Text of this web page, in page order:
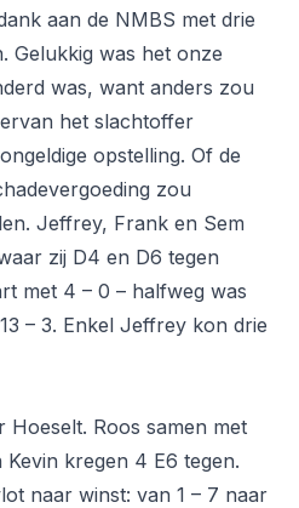
aan de NMBS met drie
Gelukkig was het onze
was, want anders zou
het slachtoffer
opstelling. Of de
zou
Jeffrey, Frank en Sem
zij D4 en D6 tegen
met 4 – 0 – halfweg was
– 3. Enkel Jeffrey kon drie
Roos samen met
Kevin kregen 4 E6 tegen.
naar winst: van 1 – 7 naar